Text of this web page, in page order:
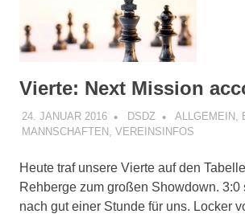
Vierte: Next Mission
24. JANUAR 2016 DSDZ ALLGEMEIN,
MANNSCHAFTEN, VEREINSINFOS
Heute traf unsere Vierte auf den
Rehberge zum großen Showdown. 3:0
nach gut einer Stunde für uns. Locker